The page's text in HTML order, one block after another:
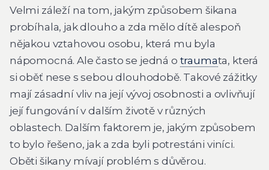
Velmi záleží na tom, jakým způsobem šikana
probíhala, jak dlouho a zda mělo dítě alespoň
nějakou vztahovou osobu, která mu byla
nápomocná. Ale často se jedná o traumata, která
si oběť nese s sebou dlouhodobě. Takové zážitky
mají zásadní vliv na její vývoj osobnosti a ovlivňují
její fungování v dalším životě v různých
oblastech. Dalším faktorem je, jakým způsobem
to bylo řešeno, jak a zda byli potrestáni viníci.
Oběti šikany mívají problém s důvěrou.